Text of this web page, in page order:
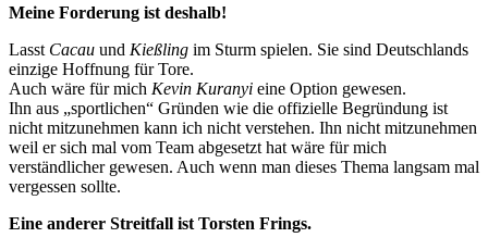
Meine Forderung ist deshalb!
LasstCacau und Kießling im Sturm spielen. Sie sind Deutschlands
einzige Hoffnung für Tore.
Auch wäre für mich Kevin Kuranyi eine Option gewesen.
Ihn aus „sportlichen“ Gründen wie die offizielle Begründung ist
nicht mitzunehmen kann ich nicht verstehen. Ihn nicht mitzunehmen
weil er sich mal vom Team abgesetzt hat wäre für mich
verständlicher gewesen. Auch wenn man dieses Thema langsam mal
vergessen sollte.
Eine anderer Streitfall ist Torsten Frings.